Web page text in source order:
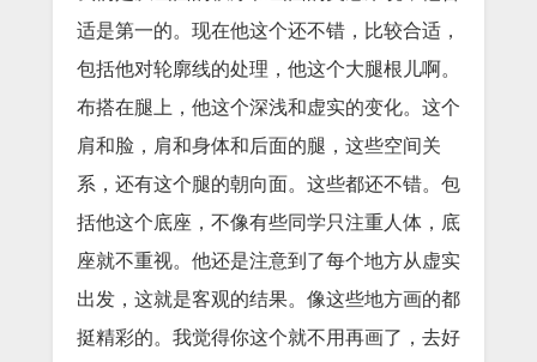
适是第一的。现在他这个还不错，比较合适，
包括他对轮廓线的处理，他这个大腿根儿啊。
布搭在腿上，他这个深浅和虚实的变化。这个
肩和脸，肩和身体和后面的腿，这些空间关
系，还有这个腿的朝向面。这些都还不错。包
括他这个底座，不像有些同学只注重人体，底
座就不重视。他还是注意到了每个地方从虚实
出发，这就是客观的结果。像这些地方画的都
挺精彩的。我觉得你这个就不用再画了，去好